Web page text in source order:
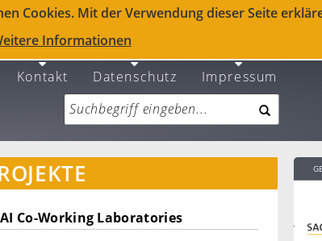
Cookies. Mit der Verwendung dieser Seite
Informationen
Kontakt Datenschutz Impressum
AI Co-Working Laboratories